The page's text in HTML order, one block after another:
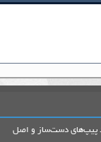
پیپ‌های دست‌ساز و اصل